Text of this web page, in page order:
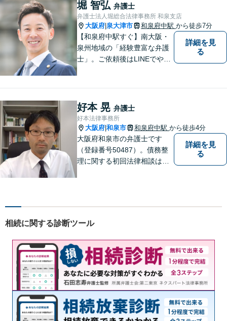
ご相談様にとって最適なご提
案ができるよう努めます。
堀 智弘 弁護士
弁護士法人堀総合法律事務所 和泉支店
大阪府 泉大津市 和泉府中駅 から徒歩7分
【和泉府中駅すぐ】南大阪・
泉州地域の「経験豊富な弁護
士」。ご依頼後はLINEでやり
制。グループ会社に税理士法
人・社労士事務所・不動産会
社があり問題を丸ごと解決！
詳細を見
る
好本 晃 弁護士
好本法律事務所
大阪府 和泉市 和泉府中駅 から徒歩4分
大阪府和泉市の弁護士です
（登録番号50487）。債務整
理に関する初回法律相談は無
詳細を見
る
相続に関する診断ツール